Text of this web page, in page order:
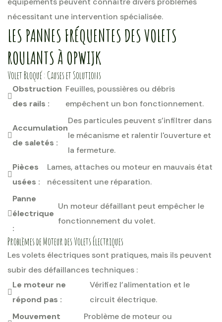
nécessitant une intervention spécialisée.
LES PANNES FRÉQUENTES DES VOLETS
ROULANTS À OPWIJK
Volet Bloqué : Causes et Solutions
Obstruction
des rails :
Feuilles, poussières ou débris
empêchent un bon fonctionnement.
Accumulation
de saletés :
Des particules peuvent s’infiltrer dans
le mécanisme et ralentir l'ouverture et
la fermeture.
Pièces
usées :
Lames, attaches ou moteur en mauvais état
nécessitent une réparation.
Panne
électrique
:
Un moteur défaillant peut empêcher le
fonctionnement du volet.
Problèmes de Moteur des Volets Électriques
Les volets électriques sont pratiques, mais ils peuvent
subir des défaillances techniques :
Le moteur ne
répond pas :
Vérifiez l’alimentation et le
circuit électrique.
Mouvement
Problème de moteur ou